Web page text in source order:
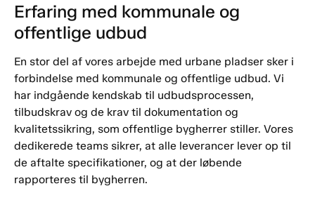
Erfaring med kommunale og
offentlige udbud
En stor del af vores arbejde med urbane pladser sker i
forbindelse med kommunale og offentlige udbud. Vi
har indgående kendskab til udbudsprocessen,
tilbudskrav og de krav til dokumentation og
kvalitetssikring, som offentlige bygherrer stiller. Vores
dedikerede teams sikrer, at alle leverancer lever op til
de aftalte specifikationer, og at der løbende
rapporteres til bygherren.